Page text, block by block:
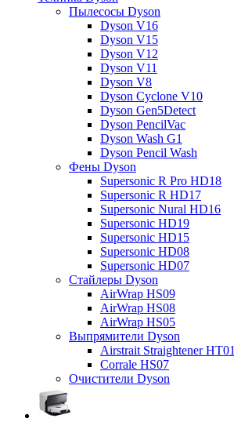
Пылесосы Dyson
Dyson V16
Dyson V15
Dyson V12
Dyson V11
Dyson V8
Dyson Cyclone V10
Dyson Gen5Detect
Dyson PencilVac
Dyson Wash G1
Dyson Pencil Wash
Фены Dyson
Supersonic R Pro HD18
Supersonic R HD17
Supersonic Nural HD16
Supersonic HD19
Supersonic HD15
Supersonic HD08
Supersonic HD07
Стайлеры Dyson
AirWrap HS09
AirWrap HS08
AirWrap HS05
Выпрямители Dyson
Airstrait Straightener HT01
Corrale HS07
Очистители Dyson